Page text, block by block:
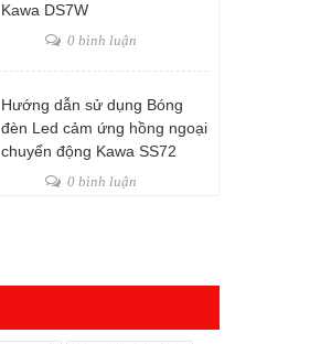
Kawa DS7W
0 bình luận
Hướng dẫn sử dụng Bóng
đèn Led cảm ứng hồng ngoại
chuyển động Kawa SS72
0 bình luận